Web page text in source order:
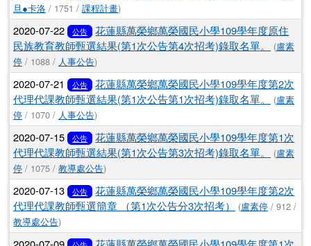
旦●卡洛 / 1751 / 課程計畫)
2020-07-22 公告
花蓮縣萬榮鄉萬榮國民小學109學年度原住
民族教育教師甄選結果(第1次公告第4次招考)錄取名單。
(盧素
停 / 1088 / 人事公告)
2020-07-21 公告
花蓮縣萬榮鄉萬榮國民小學109學年度第2次
代理代課教師甄選結果(第1次公告第1次招考)錄取名單。
(盧素
停 / 1070 / 人事公告)
2020-07-15 公告
花蓮縣萬榮鄉萬榮國民小學109學年度第1次
代理代課教師甄選結果(第1次公告第3次招考)錄取名單。
(盧素
停 / 1075 / 教導處公告)
2020-07-13 公告
花蓮縣萬榮鄉萬榮國民小學109學年度第2次
代理代課教師甄選簡章 （第1次公告分3次招考）
(盧素停 / 912 /
教導處公告)